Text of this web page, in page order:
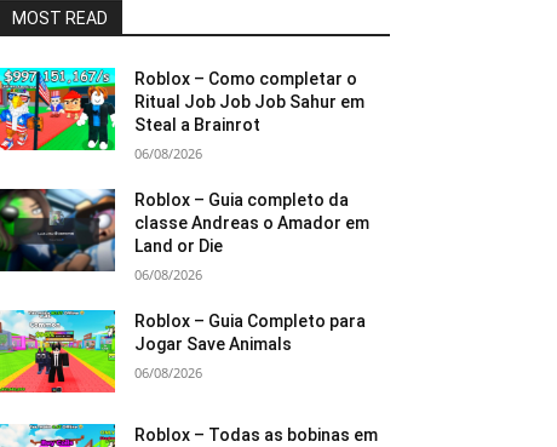
MOST READ
Roblox – Como completar o
Ritual Job Job Job Sahur em
Steal a Brainrot
06/08/2026
Roblox – Guia completo da
classe Andreas o Amador em
Land or Die
06/08/2026
Roblox – Guia Completo para
Jogar Save Animals
06/08/2026
Roblox – Todas as bobinas em